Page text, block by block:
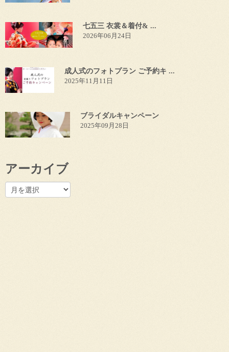
七五三 衣裳＆着付& ...
2026年06月24日
成人式のフォトプラン ご予約キ ...
2025年11月11日
ブライダルキャンペーン
2025年09月28日
アーカイブ